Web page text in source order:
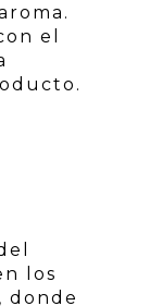
el
los
donde